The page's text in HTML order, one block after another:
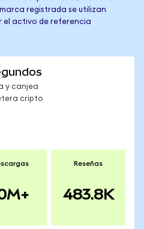
registrada se utilizan
el activo de referencia
y canjea
cripto
Reseñas
483.8K